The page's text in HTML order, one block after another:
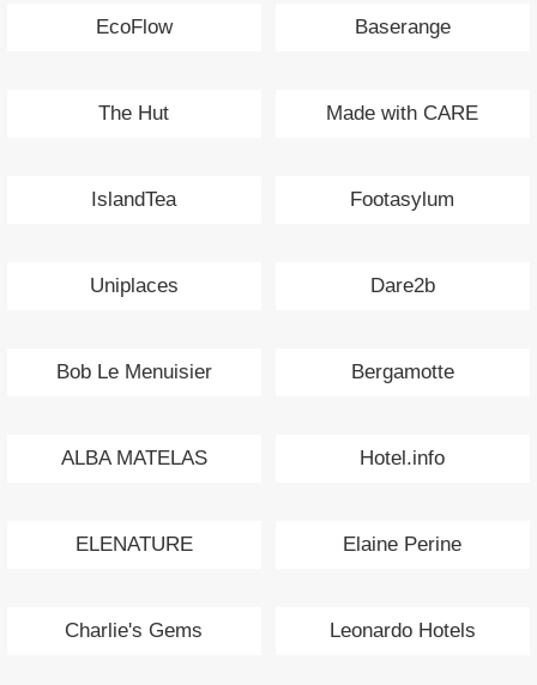
EcoFlow Baserange
The Hut Made with CARE
IslandTea Footasylum
Uniplaces Dare2b
Bob Le Menuisier Bergamotte
ALBA MATELAS Hotel.info
ELENATURE Elaine Perine
Charlie's Gems Leonardo Hotels